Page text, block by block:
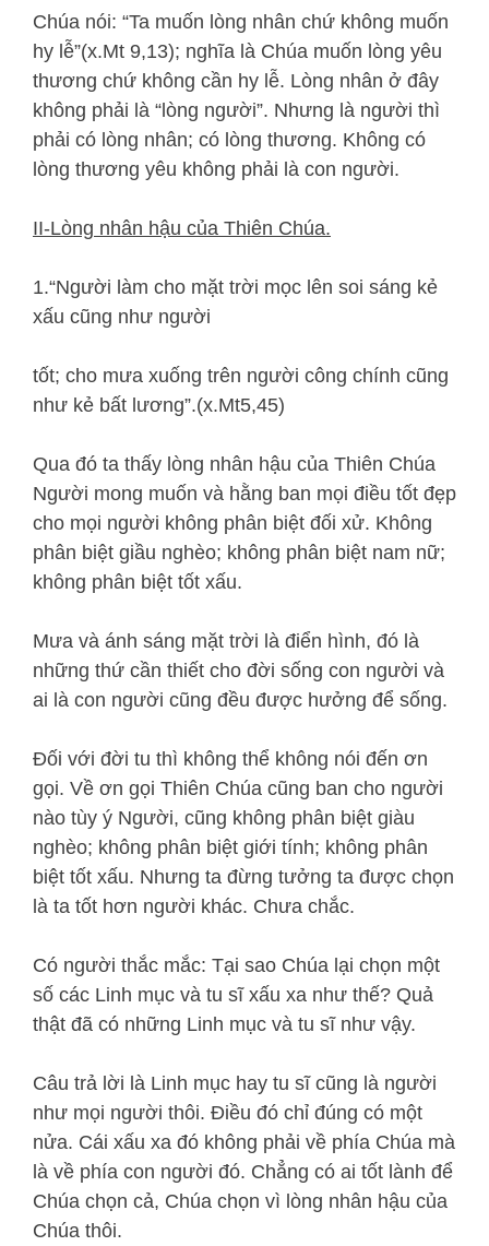
Chúa nói: “Ta muốn lòng nhân chứ không muốn
hy lễ”(x.Mt 9,13); nghĩa là Chúa muốn lòng yêu
thương chứ không cần hy lễ. Lòng nhân ở đây
không phải là “lòng người”. Nhưng là người thì
phải có lòng nhân; có lòng thương. Không có
lòng thương yêu không phải là con người.
II-Lòng nhân hậu của Thiên Chúa.
1.“Người làm cho mặt trời mọc lên soi sáng kẻ
xấu cũng như người
tốt; cho mưa xuống trên người công chính cũng
như kẻ bất lương”.(x.Mt5,45)
Qua đó ta thấy lòng nhân hậu của Thiên Chúa
Người mong muốn và hằng ban mọi điều tốt đẹp
cho mọi người không phân biệt đối xử. Không
phân biệt giầu nghèo; không phân biệt nam nữ;
không phân biệt tốt xấu.
Mưa và ánh sáng mặt trời là điển hình, đó là
những thứ cần thiết cho đời sống con người và
ai là con người cũng đều được hưởng để sống.
Đối với đời tu thì không thể không nói đến ơn
gọi. Về ơn gọi Thiên Chúa cũng ban cho người
nào tùy ý Người, cũng không phân biệt giàu
nghèo; không phân biệt giới tính; không phân
biệt tốt xấu. Nhưng ta đừng tưởng ta được chọn
là ta tốt hơn người khác. Chưa chắc.
Có người thắc mắc: Tại sao Chúa lại chọn một
số các Linh mục và tu sĩ xấu xa như thế? Quả
thật đã có những Linh mục và tu sĩ như vậy.
Câu trả lời là Linh mục hay tu sĩ cũng là người
như mọi người thôi. Điều đó chỉ đúng có một
nửa. Cái xấu xa đó không phải về phía Chúa mà
là về phía con người đó. Chẳng có ai tốt lành để
Chúa chọn cả, Chúa chọn vì lòng nhân hậu của
Chúa thôi.